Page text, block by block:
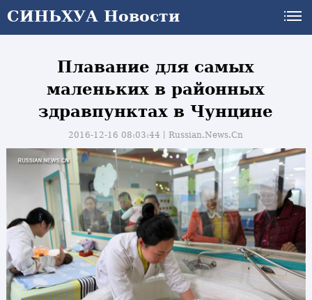
СИНЬХУА Новости
Плавание для самых
маленьких в районных
здравпунктах в Чунцине
2016-12-16 08:03:44丨Russian.News.Cn